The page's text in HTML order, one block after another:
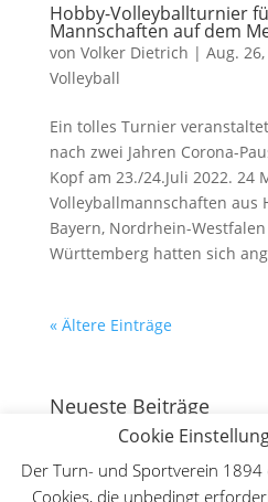
Hobby-Volleyballturnier
Mannschaften auf dem
von Volker Dietrich | Aug.
Volleyball
Ein tolles Turnier
nach zwei Jahren Corona-
Kopf am 23./24.Juli 2022. 24
Volleyballmannschaften aus
Bayern, Nordrhein-
Württemberg hatten sich
« Ältere Einträge
Neueste Beiträge
Deutsche Meisterschaft
Lange ist Deutsche
Mai 2026
Cookie
Der Turn- und Sportverein
Cookies, die unbedingt